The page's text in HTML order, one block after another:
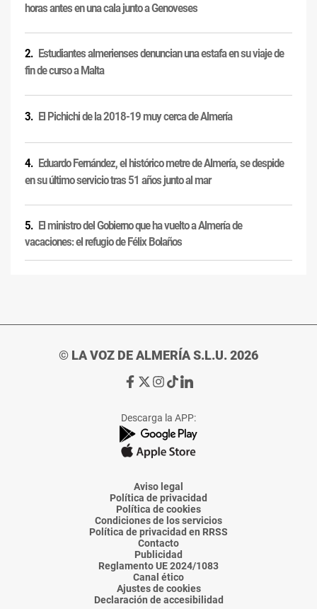
horas antes en una cala junto a Genoveses
Estudiantes almerienses denuncian una estafa en su viaje de
fin de curso a Malta
El Pichichi de la 2018-19 muy cerca de Almería
Eduardo Fernández, el histórico metre de Almería, se despide
en su último servicio tras 51 años junto al mar
El ministro del Gobierno que ha vuelto a Almería de
vacaciones: el refugio de Félix Bolaños
© LA VOZ DE ALMERÍA S.L.U. 2026
Ir
de
La
Voz
Almería
Ir
de
La
Voz
Almería
Ir
de
La
Voz
Almería
Ir
de
La
Voz
Almería
Ir
de
La
Voz
Descarga la APP:
Aviso legal
Política de privacidad
Política de cookies
Condiciones de los servicios
Política de privacidad en RRSS
Contacto
Publicidad
Reglamento UE 2024/1083
Canal ético
Ajustes de cookies
Declaración de accesibilidad